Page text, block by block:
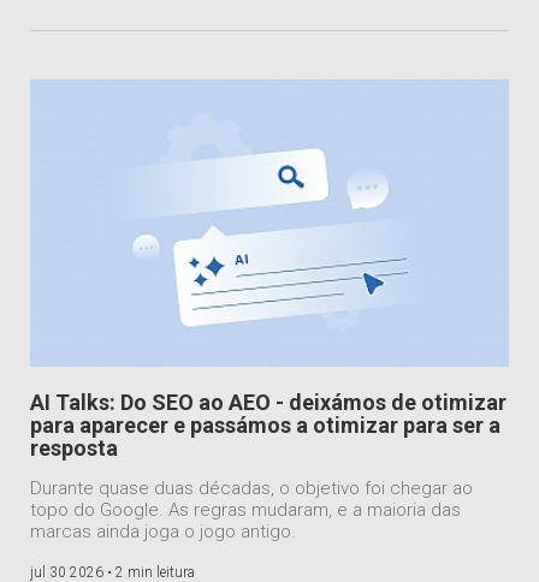
AI Talks: Do SEO ao AEO - deixámos de otimizar
para aparecer e passámos a otimizar para ser a
resposta
Durante quase duas décadas, o objetivo foi chegar ao
topo do Google. As regras mudaram, e a maioria das
marcas ainda joga o jogo antigo.
jul 30 2026 • 2 min leitura